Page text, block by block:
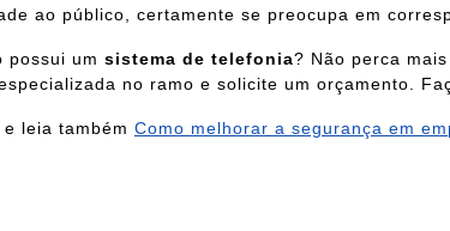
ao público, certamente se preocupa em
possui um sistema de telefonia? Não perca
no ramo e solicite um orçamento.
leia também Como melhorar a segurança em